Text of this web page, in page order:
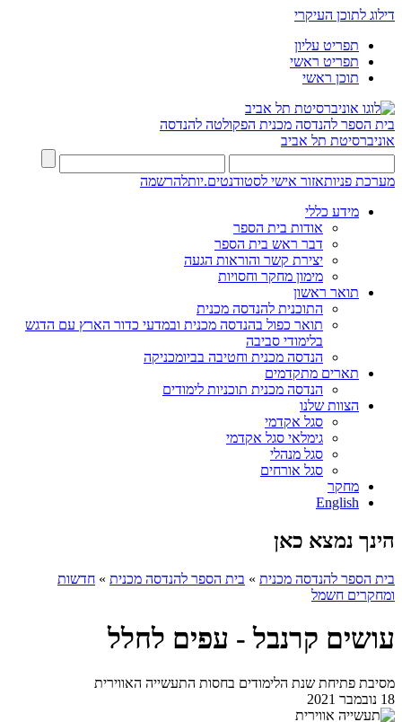
דילוג לתוכן העיקרי
תפריט עליון
תפריט ראשי
תוכן ראשי
בית הספר להנדסה מכנית הפקולטה להנדסה
אוניברסיטת תל אביב
מערכת פניותאזור אישי לסטודנטים.יותלהרשמה
מידע כללי
אודות בית הספר
דבר ראש בית הספר
יצירת קשר והוראות הגעה
מימון מחקר וחסויות
תואר ראשון
התוכנית להנדסה מכנית
תואר כפול בהנדסה מכנית ובמדעי כדור הארץ עם הדגש
בלימודי סביבה
הנדסה מכנית וחטיבה בביומכניקה
תארים מתקדמים
הנדסה מכנית תוכניות לימודים
הצוות שלנו
סגל אקדמי
גימלאי סגל אקדמי
סגל מנהלי
סגל אורחים
מחקר
English
הינך נמצא כאן
בית הספר להנדסה מכנית » בית הספר להנדסה מכנית » חדשות
ומחקרים חשמל
עושים קרנבל - עפים לחלל
מסיבת פתיחת שנת הלימודים בחסות התעשייה האווירית
18 נובמבר 2021